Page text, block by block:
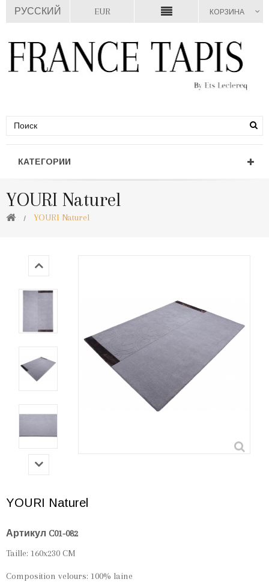
РУССКИЙ EUR КОРЗИНА
КАТЕГОРИИ
YOURI Naturel
YOURI Naturel
YOURI Naturel
Артикул C01-082
Taille: 160x230 CM
Composition velours: 100% laine